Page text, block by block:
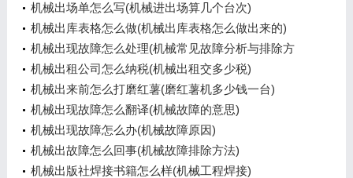
机械出场单怎么写(机械进出场算几个台次)
机械出库表格怎么做(机械出库表格怎么做出来的)
机械出现故障怎么处理(机械常见故障分析与排除方
法)
机械出租公司怎么纳税(机械出租交多少税)
机械出来前怎么打磨红薯(磨红薯机多少钱一台)
机械出现故障怎么翻译(机械故障的意思)
机械出现故障怎么办(机械故障原因)
机械出故障怎么回事(机械故障排除方法)
机械出版社焊接书籍怎么样(机械工程焊接)